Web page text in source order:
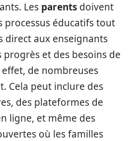
Les parents doivent
processus éducatifs tout
direct aux enseignants
et des besoins de
de nombreuses
Cela peut inclure des
des plateformes de
ligne, et même des
où les familles